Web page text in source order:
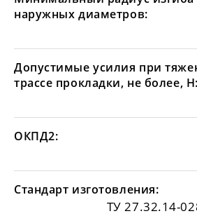
наружных диаметров:
Допустимые усилия при
трассе прокладки, не более, Н:
ОКПД2:
Стандарт изготовления:
ТУ 27.32.14-